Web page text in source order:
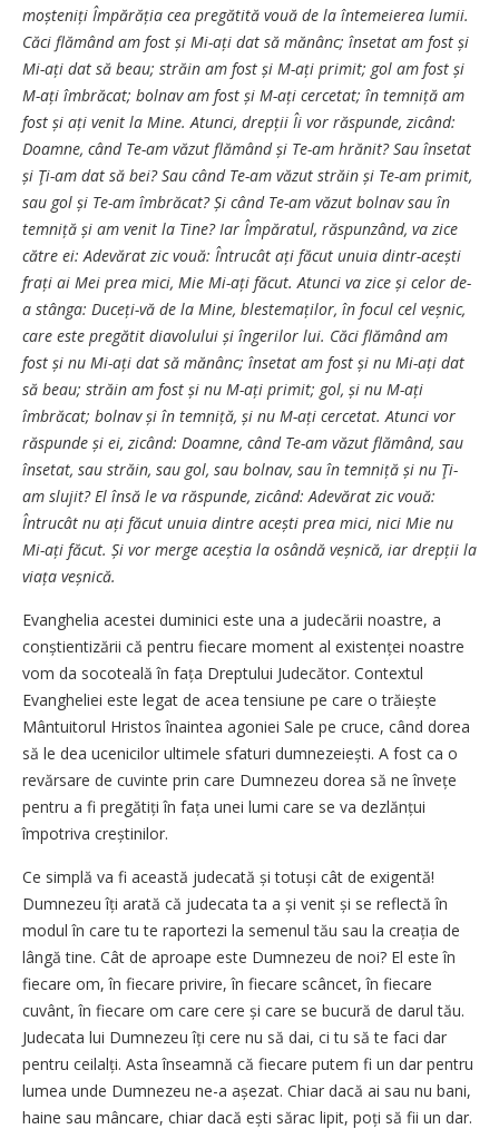
moșteniți Împărăția cea pregătită vouă de la întemeierea lumii.
Căci flămând am fost și Mi-ați dat să mănânc; însetat am fost și
Mi-ați dat să beau; străin am fost și M-ați primit; gol am fost și
M-ați îmbrăcat; bolnav am fost și M-ați cercetat; în temniță am
fost și ați venit la Mine. Atunci, drepții Îi vor răspunde, zicând:
Doamne, când Te-am văzut flămând și Te-am hrănit? Sau însetat
și Ţi-am dat să bei? Sau când Te-am văzut străin și Te-am primit,
sau gol și Te-am îmbrăcat? Și când Te-am văzut bolnav sau în
temniță și am venit la Tine? Iar Împăratul, răspunzând, va zice
către ei: Adevărat zic vouă: Întrucât ați făcut unuia dintr-acești
frați ai Mei prea mici, Mie Mi-ați făcut. Atunci va zice și celor de-
a stânga: Duceți-vă de la Mine, blestemaților, în focul cel veșnic,
care este pregătit diavolului și îngerilor lui. Căci flămând am
fost și nu Mi-ați dat să mănânc; însetat am fost și nu Mi-ați dat
să beau; străin am fost și nu M-ați primit; gol, și nu M-ați
îmbrăcat; bolnav și în temniță, și nu M-ați cercetat. Atunci vor
răspunde și ei, zicând: Doamne, când Te-am văzut flămând, sau
însetat, sau străin, sau gol, sau bolnav, sau în temniță și nu Ţi-
am slujit? El însă le va răspunde, zicând: Adevărat zic vouă:
Întrucât nu ați făcut unuia dintre acești prea mici, nici Mie nu
Mi-ați făcut. Și vor merge aceștia la osândă veșnică, iar drepții la
viața veșnică.
Evanghelia acestei duminici este una a judecării noastre, a
conștientizării că pentru fiecare moment al exis­tenței noastre
vom da socoteală în fața Dreptului Judecător. Contextul
Evangheliei este legat de acea tensiune pe care o trăiește
Mântuitorul Hristos înaintea agoniei Sale pe cruce, când dorea
să le dea ucenicilor ultimele sfaturi dumnezeiești. A fost ca o
revărsare de cuvinte prin care Dumnezeu dorea să ne învețe
pentru a fi pregătiți în fața unei lumi care se va dezlănțui
împotriva creș­tinilor.
Ce simplă va fi această judecată și totuși cât de exigentă!
Dumnezeu îți arată că judecata ta a și venit și se reflectă în
modul în care tu te raportezi la semenul tău sau la creația de
lângă tine. Cât de aproape este Dumnezeu de noi? El este în
fiecare om, în fiecare privire, în fiecare scâncet, în fiecare
cuvânt, în fiecare om care cere și care se bucură de darul tău.
Judecata lui Dumnezeu îți cere nu să dai, ci tu să te faci dar
pentru ceilalți. Asta înseamnă că fiecare putem fi un dar pentru
lumea unde Dumnezeu ne-a așezat. Chiar dacă ai sau nu bani,
haine sau mâncare, chiar dacă ești sărac lipit, poți să fii un dar.